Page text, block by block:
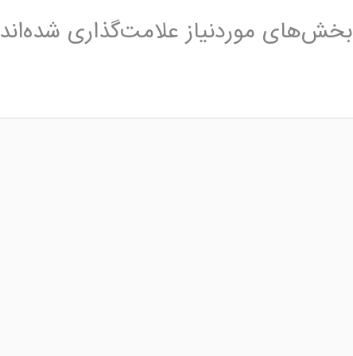
بخش‌های موردنیاز علامت‌گذاری شده‌اند